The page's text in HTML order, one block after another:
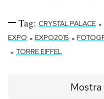
Tag: CRYSTAL PALACE -
EXPO - EXPO2015 -
- TORRE EIFFEL